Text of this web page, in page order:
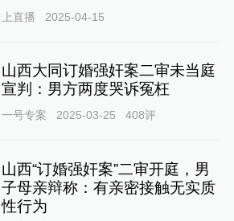
上直播 2025-04-15
山西大同订婚强奸案二审未当庭
宣判：男方两度哭诉冤枉
一号专案 2025-03-25 408评
山西“订婚强奸案”二审开庭，男
子母亲辩称：有亲密接触无实质
性行为